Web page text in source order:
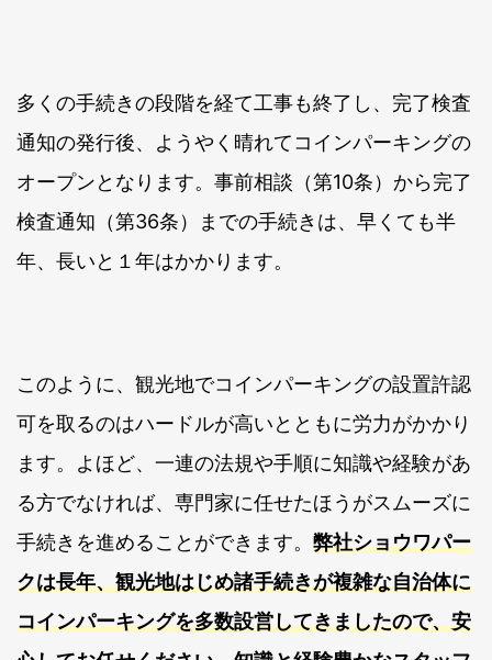
多くの手続きの段階を経て工事も終了し、完了検査
通知の発行後、ようやく晴れてコインパーキングの
オープンとなります。事前相談（第10条）から完了
検査通知（第36条）までの手続きは、早くても半
年、長いと１年はかかります。
このように、観光地でコインパーキングの設置許認
可を取るのはハードルが高いとともに労力がかかり
ます。よほど、一連の法規や手順に知識や経験があ
る方でなければ、専門家に任せたほうがスムーズに
手続きを進めることができます。 弊社ショウワパー
クは長年、観光地はじめ諸手続きが複雑な自治体に
コインパーキングを多数設営してきましたので、安